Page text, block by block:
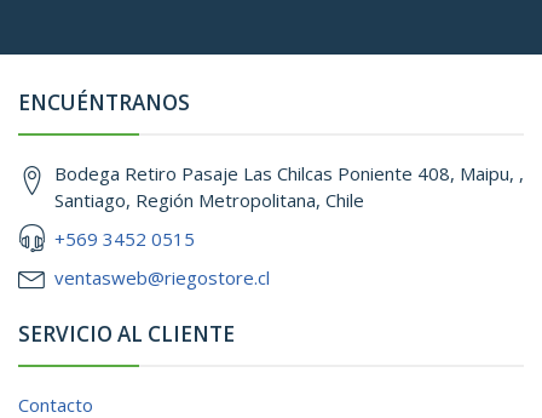
ENCUÉNTRANOS
Bodega Retiro Pasaje Las Chilcas Poniente 408, Maipu, ,
Santiago, Región Metropolitana, Chile
+569 3452 0515
ventasweb@riegostore.cl
SERVICIO AL CLIENTE
Contacto